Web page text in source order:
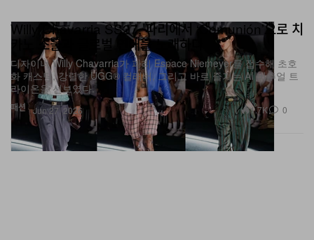
패션
Willy Chavarria SS27, 파리에서 ‘Comunión’으로 치
카노 소울과 글로벌 연대를 노래하다
디자이너 Willy Chavarria가 파리 Espace Niemeyer를 접수해 초호
화 캐스팅, 강렬한 UGG® 컬래버, 그리고 바로 즐기는 AI 버추얼 트
라이온을 선보였다.
Jun 27, 2026 1.7K 0